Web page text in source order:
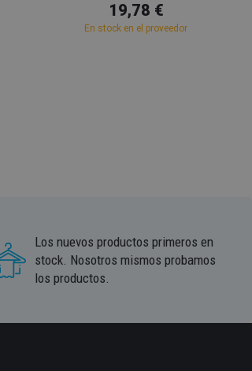
19,78 €
En stock en el proveedor
Los nuevos productos primeros en
stock. Nosotros mismos probamos
los productos.